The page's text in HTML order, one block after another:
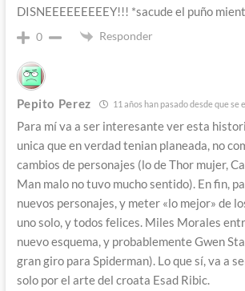
DISNEEEEEEEEEY!!! *sacude el puño
0 Responder
Pepito Perez 11 años han pasado desde que se
Para mí va a ser interesante ver esta
unica que en verdad tenian planeada, no
cambios de personajes (lo de Thor mujer,
Man malo no tuvo mucho sentido). En fin,
nuevos personajes, y meter «lo mejor» de
uno solo, y todos felices. Miles Morales
nuevo esquema, y probablemente Gwen
gran giro para Spiderman). Lo que sí, va a
solo por el arte del croata Esad Ribic.